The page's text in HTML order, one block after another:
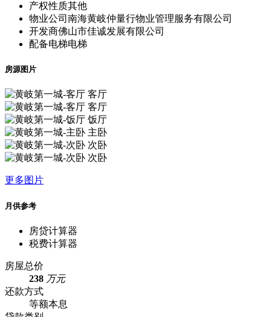
产权性质其他
物业公司 南海黄岐仲量行物业管理服务有限公司
开发商佛山市佳诚发展有限公司
配备电梯电梯
房源图片
客厅
客厅
饭厅
主卧
次卧
次卧
更多图片
月供参考
房贷计算器
税费计算器
房屋总价
238 万元
还款方式
等额本息